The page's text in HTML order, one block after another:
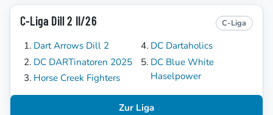
C-Liga Dill 2 II/26 C-Liga
Dart Arrows Dill 2
DC DARTinatoren 2025
Horse Creek Fighters
DC Dartaholics
DC Blue White
Haselpower
Zur Liga